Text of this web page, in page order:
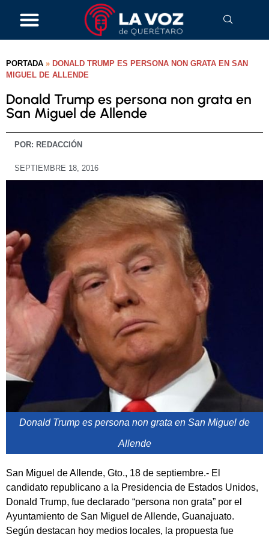
PORTADA » DONALD TRUMP ES PERSONA NON GRATA EN SAN
MIGUEL DE ALLENDE
Donald Trump es persona non grata en
San Miguel de Allende
POR: REDACCIÓN
SEPTIEMBRE 18, 2016
Donald Trump es persona non grata en San Miguel de
Allende
San Miguel de Allende, Gto., 18 de septiembre.- El
candidato republicano a la Presidencia de Estados Unidos,
Donald Trump, fue declarado “persona non grata” por el
Ayuntamiento de San Miguel de Allende, Guanajuato.
Según destacan hoy medios locales, la propuesta fue